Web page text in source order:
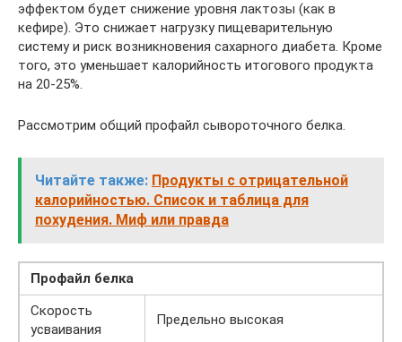
эффектом будет снижение уровня лактозы (как в
кефире). Это снижает нагрузку пищеварительную
систему и риск возникновения сахарного диабета. Кроме
того, это уменьшает калорийность итогового продукта
на 20-25%.
Рассмотрим общий профайл сывороточного белка.
Читайте также: Продукты с отрицательной
калорийностью. Список и таблица для
похудения. Миф или правда
Профайл белка
Скорость
усваивания
Предельно высокая